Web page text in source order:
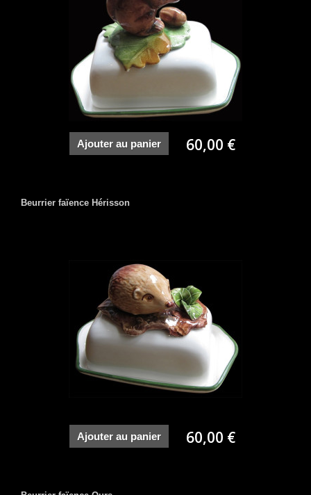
Ajouter au panier 60,00 €
Beurrier faïence Hérisson
Ajouter au panier 60,00 €